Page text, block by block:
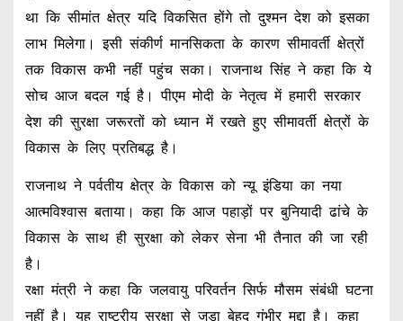
था कि सीमांत क्षेत्र यदि विकसित होंगे तो दुश्मन देश को इसका
लाभ मिलेगा। इसी संकीर्ण मानसिकता के कारण सीमावर्ती क्षेत्रों
तक विकास कभी नहीं पहुंच सका। राजनाथ सिंह ने कहा कि ये
सोच आज बदल गई है। पीएम मोदी के नेतृत्व में हमारी सरकार
देश की सुरक्षा जरूरतों को ध्यान में रखते हुए सीमावर्ती क्षेत्रों के
विकास के लिए प्रतिबद्ध है।
राजनाथ ने पर्वतीय क्षेत्र के विकास को न्यू इंडिया का नया
आत्मविश्वास बताया। कहा कि आज पहाड़ों पर बुनियादी ढांचे के
विकास के साथ ही सुरक्षा को लेकर सेना भी तैनात की जा रही
है।
रक्षा मंत्री ने कहा कि जलवायु परिवर्तन सिर्फ मौसम संबंधी घटना
नहीं है। यह राष्ट्रीय सुरक्षा से जुड़ा बेहद गंभीर मुद्दा है। कहा